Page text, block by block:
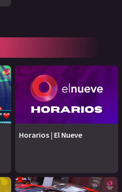
Horarios | El Nueve